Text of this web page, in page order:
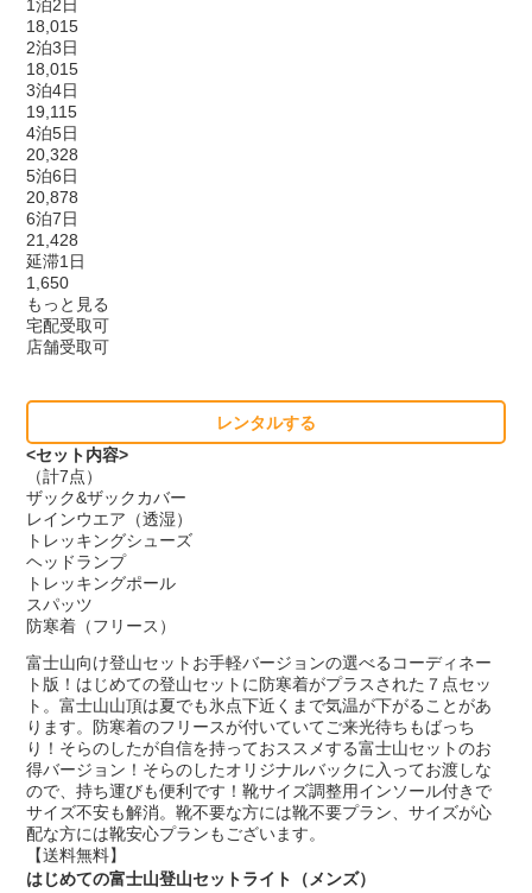
1泊2日
18,015
2泊3日
18,015
3泊4日
19,115
4泊5日
20,328
5泊6日
20,878
6泊7日
21,428
延滞1日
1,650
もっと見る
宅配受取可
店舗受取可
レンタルする
<セット内容>
（計7点）
ザック&ザックカバー
レインウエア（透湿）
トレッキングシューズ
ヘッドランプ
トレッキングポール
スパッツ
防寒着（フリース）
富士山向け登山セットお手軽バージョンの選べるコーディネー
ト版！はじめての登山セットに防寒着がプラスされた７点セッ
ト。富士山山頂は夏でも氷点下近くまで気温が下がることがあ
ります。防寒着のフリースが付いていてご来光待ちもばっち
り！そらのしたが自信を持っておススメする富士山セットのお
得バージョン！そらのしたオリジナルバックに入ってお渡しな
ので、持ち運びも便利です！靴サイズ調整用インソール付きで
サイズ不安も解消。靴不要な方には靴不要プラン、サイズが心
配な方には靴安心プランもございます。
【送料無料】
はじめての富士山登山セットライト（メンズ）